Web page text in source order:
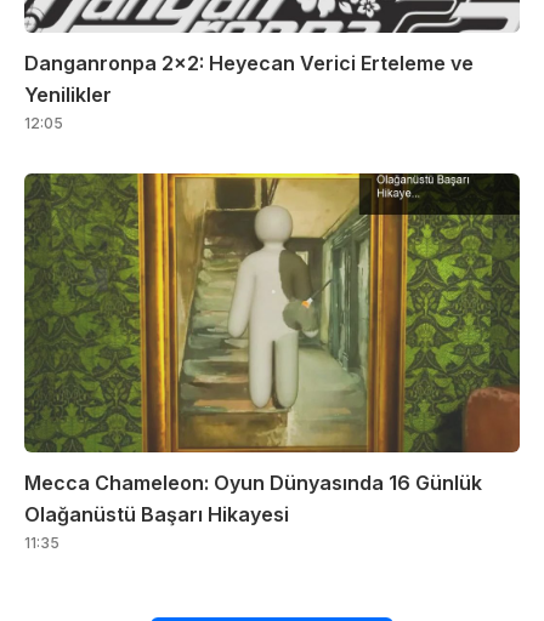
Danganronpa 2×2: Heyecan Verici Erteleme ve
Yenilikler
12:05
Mecca Chameleon: Oyun Dünyasında 16 Günlük
Olağanüstü Başarı Hikayesi
11:35